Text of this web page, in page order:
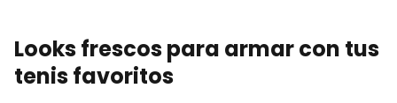
Looks frescos para armar con tus
tenis favoritos